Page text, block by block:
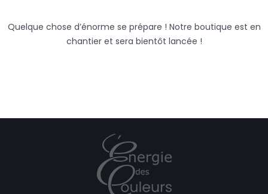
Quelque chose d’énorme se prépare ! Notre boutique est en
chantier et sera bientôt lancée !